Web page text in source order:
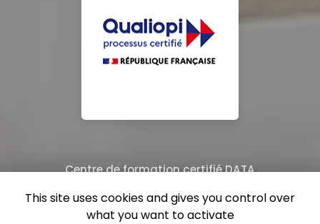
Centre de formation certifié DATA
This site uses cookies and gives you control over
what you want to activate